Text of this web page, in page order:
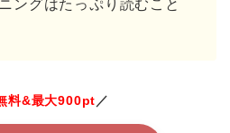
ングはたっぷり読むこと
料&最大900pt ／